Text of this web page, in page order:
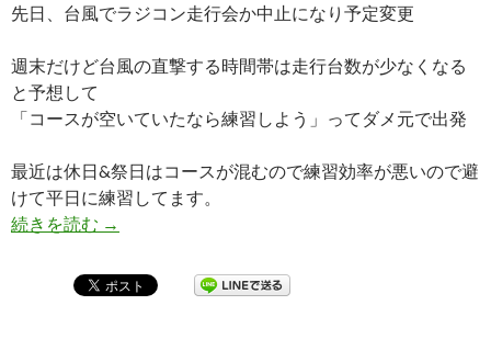
先日、台風でラジコン走行会か中止になり予定変更
週末だけど台風の直撃する時間帯は走行台数が少なくなる
と予想して
「コースが空いていたなら練習しよう」ってダメ元で出発
最近は休日&祭日はコースが混むので練習効率が悪いので避
けて平日に練習してます。
続きを読む M-07 Concepts 【ロール剛性の調整と技量回復
→